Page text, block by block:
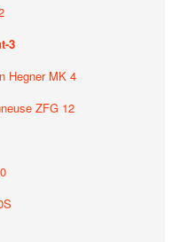
3
Hegner MK 4
ZFG 12